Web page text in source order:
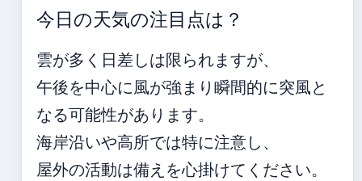
今日の天気の注目点は？
雲が多く日差しは限られますが、
午後を中心に風が強まり瞬間的に突風と
なる可能性があります。
海岸沿いや高所では特に注意し、
屋外の活動は備えを心掛けてください。